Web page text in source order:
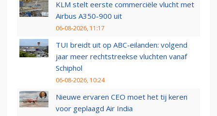
KLM stelt eerste commerciële vlucht met
Airbus A350-900 uit
06-08-2026, 11:17
TUI breidt uit op ABC-eilanden: volgend
jaar meer rechtstreekse vluchten vanaf
Schiphol
06-08-2026, 10:24
Nieuwe ervaren CEO moet het tij keren
voor geplaagd Air India